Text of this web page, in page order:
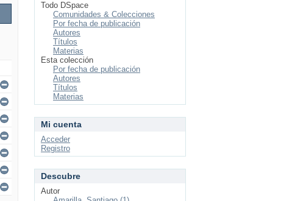
Todo DSpace
Comunidades & Colecciones
Por fecha de publicación
Autores
Títulos
Materias
Esta colección
Por fecha de publicación
Autores
Títulos
Materias
Mi cuenta
Acceder
Registro
Descubre
Autor